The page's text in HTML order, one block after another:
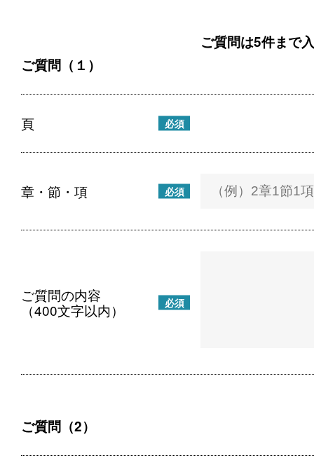
ご質問（１）
ご質問は5件まで
頁 必須
章・節・項 必須
ご質問の内容
（400文字以内）
必須
ご質問（2）